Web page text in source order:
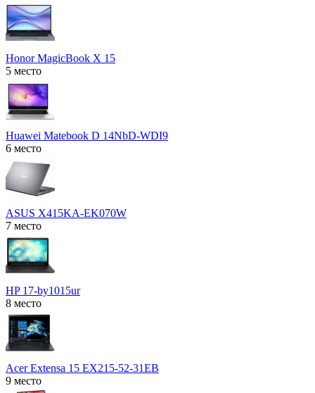
Honor MagicBook X 15
5 место
Huawei Matebook D 14NbD-WDI9
6 место
ASUS X415KA-EK070W
7 место
HP 17-by1015ur
8 место
Acer Extensa 15 EX215-52-31EB
9 место